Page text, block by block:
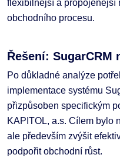
flexibilnější a propojenější
obchodního procesu.
Řešení: SugarCRM
Po důkladné analýze
implementace systému
přizpůsoben specifickým
KAPITOL, a.s. Cílem bylo
ale především zvýšit
podpořit obchodní růst.